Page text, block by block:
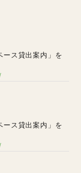
ス貸出案内」を
ス貸出案内」を